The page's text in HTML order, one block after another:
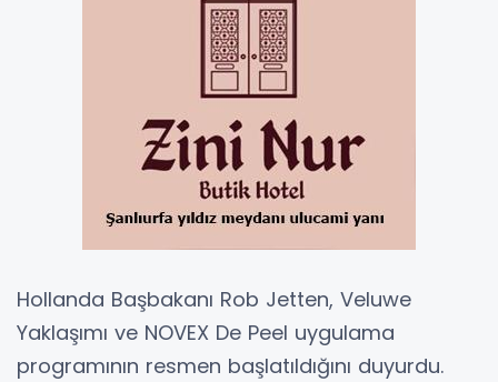
Hollanda Başbakanı Rob Jetten, Veluwe
Yaklaşımı ve NOVEX De Peel uygulama
programının resmen başlatıldığını duyurdu.